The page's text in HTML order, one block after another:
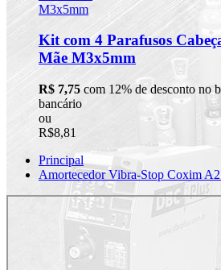
Kit com 4 Parafusos
Mãe M3x5mm
R$ 7,75 com 12% de desconto no
bancário
ou
R$8,81
Principal
Amortecedor Vibra-Stop Coxim